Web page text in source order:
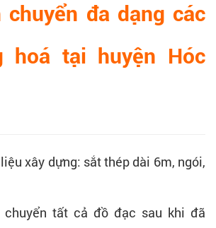
chuyển đa dạng các
hoá tại huyện Hóc
xây dựng: sắt thép dài 6m, ngói,
chuyển tất cả đồ đạc sau khi đã